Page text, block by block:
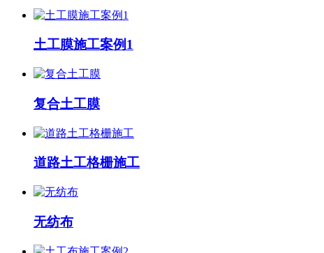
土工膜施工案例1
复合土工膜
道路土工格栅施工
无纺布